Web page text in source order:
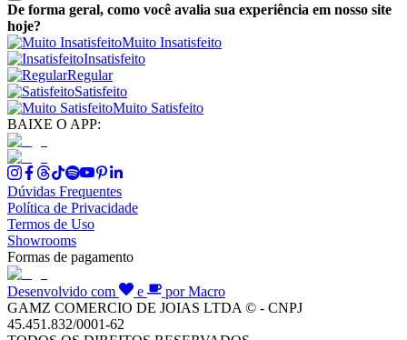
De forma geral, como você avalia sua experiência em nosso site
hoje?
Muito Insatisfeito
Insatisfeito
Regular
Satisfeito
Muito Satisfeito
BAIXE O APP:
Dúvidas Frequentes
Política de Privacidade
Termos de Uso
Showrooms
Formas de pagamento
Desenvolvido com e
por Macro
GAMZ COMERCIO DE JOIAS LTDA © - CNPJ
45.451.832/0001-62